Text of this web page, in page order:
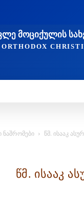
ᲛᲝᲪᲘᲥᲣᲚᲘᲡ
წმ. ისააკ
წმ. ისააკ